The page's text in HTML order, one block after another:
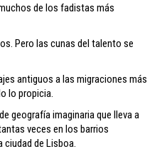
de los fadistas más
Pero las cunas del talento se
antiguos a las migraciones más
lo propicia.
geografía imaginaria que lleva a
veces en los barrios
ciudad de Lisboa.